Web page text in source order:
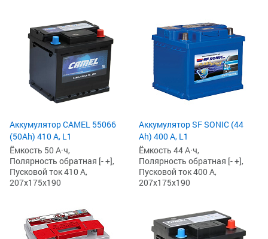
Аккумулятор CAMEL 55066
(50Ah) 410 А, L1
Ёмкость 50 А·ч,
Полярность обратная [- +],
Пусковой ток 410 А,
207x175x190
Аккумулятор SF SONIC (44
Ah) 400 А, L1
Ёмкость 44 А·ч,
Полярность обратная [- +],
Пусковой ток 400 А,
207x175x190